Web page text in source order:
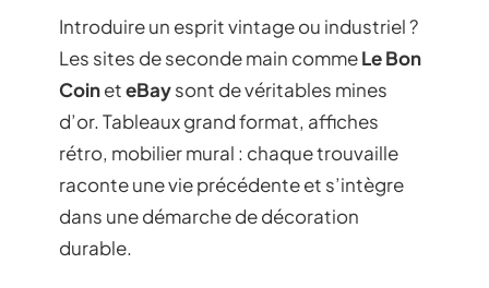
Introduire un esprit vintage ou industriel ?
Les sites de seconde main commeLe Bon
CoineteBaysont de véritables mines
d’or. Tableaux grand format, affiches
rétro, mobilier mural : chaque trouvaille
raconte une vie précédente et s’intègre
dans une démarche de décoration
durable.